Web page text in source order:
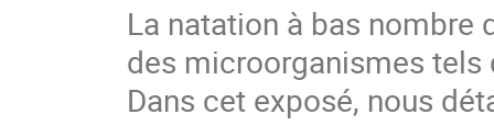
La natation à bas nombre
des microorganismes
Dans cet exposé, nous